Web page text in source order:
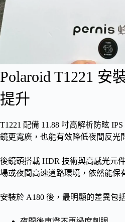
Polaroid T1221 安
提升
T1221 配備 11.88 吋高解析防眩
鏡更寬廣，也能有效降低夜間反光
後鏡頭搭載 HDR 技術與高感光元
場或夜間高速道路環境，依然能保
安裝於 A180 後，最明顯的差異包